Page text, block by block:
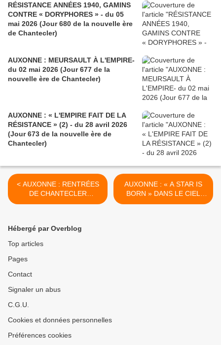
RÉSISTANCE ANNÉES 1940, GAMINS
CONTRE « DORYPHORES » - du 05
mai 2026 (Jour 680 de la nouvelle ère
de Chantecler)
AUXONNE : MEURSAULT À L'EMPIRE-
du 02 mai 2026 (Jour 677 de la
nouvelle ère de Chantecler)
AUXONNE : « L'EMPIRE FAIT DE LA
RÉSISTANCE » (2) - du 28 avril 2026
(Jour 673 de la nouvelle ère de
Chantecler)
< AUXONNE : RENTRÉES
DE CHANTECLER
D'AUJOURD'HUI ET
de la nouvelle ère de
AUXONNE : « A STAR IS
BORN » DANS LE CIEL
DES MUNICIPALES - du 16
Hébergé par Overblog
Top articles
Pages
Contact
Signaler un abus
C.G.U.
Cookies et données personnelles
Préférences cookies